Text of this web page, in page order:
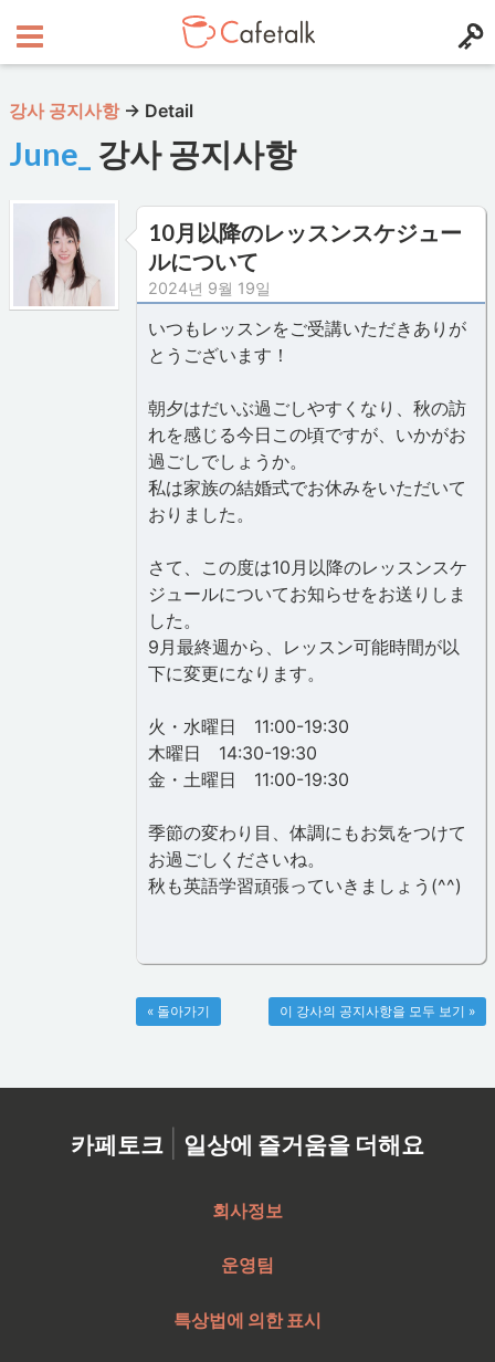
강사 공지사항 → Detail
June_ 강사 공지사항
10月以降のレッスンスケジュー
ルについて
2024년 9월 19일
いつもレッスンをご受講いただきありが
とうございます！
朝夕はだいぶ過ごしやすくなり、秋の訪
れを感じる今日この頃ですが、いかがお
過ごしでしょうか。
私は家族の結婚式でお休みをいただいて
おりました。
さて、この度は10月以降のレッスンスケ
ジュールについてお知らせをお送りしま
した。
9月最終週から、レッスン可能時間が以
下に変更になります。
火・水曜日 11:00-19:30
木曜日 14:30-19:30
金・土曜日 11:00-19:30
季節の変わり目、体調にもお気をつけて
お過ごしくださいね。
秋も英語学習頑張っていきましょう(^^)
이 강사의 공지사항을 모두 보기 »
« 돌아가기
카페토크 | 일상에 즐거움을 더해요
회사정보
운영팀
특상법에 의한 표시